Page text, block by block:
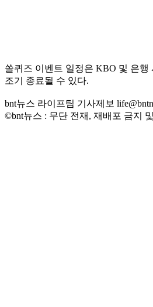
쏠퀴즈 이벤트 일정은 KBO 및 은행
조기 종료될 수 있다.
bnt뉴스 라이프팀 기사제보
©bnt뉴스 : 무단 전재, 재배포 금지